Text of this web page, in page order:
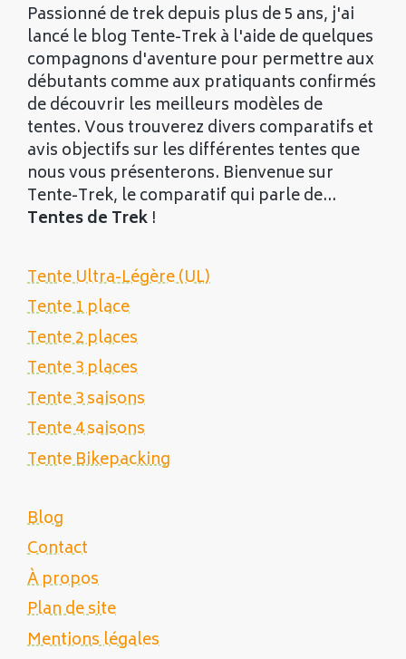
Passionné de trek depuis plus de 5 ans, j'ai
lancé le blog Tente-Trek à l'aide de quelques
compagnons d'aventure pour permettre aux
débutants comme aux pratiquants confirmés
de découvrir les meilleurs modèles de
tentes. Vous trouverez divers comparatifs et
avis objectifs sur les différentes tentes que
nous vous présenterons. Bienvenue sur
Tente-Trek, le comparatif qui parle de...
Tentes de Trek !
Tente Ultra-Légère (UL)
Tente 1 place
Tente 2 places
Tente 3 places
Tente 3 saisons
Tente 4 saisons
Tente Bikepacking
Blog
Contact
À propos
Plan de site
Mentions légales